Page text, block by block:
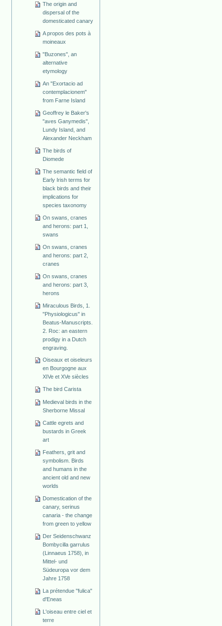
The origin and
dispersal of the
domesticated canary
A propos des pots à
moineaux
"Buzones", an
alternative
etymology
An "Exortacio ad
contemplacionem"
from Farne Island
Geoffrey le Baker's
"aves Ganymedis",
Lundy Island, and
Alexander Neckham
The birds of
Diomede
The semantic field of
Early Irish terms for
black birds and their
implications for
species taxonomy
On swans, cranes
and herons: part 1,
swans
On swans, cranes
and herons: part 2,
cranes
On swans, cranes
and herons: part 3,
herons
Miraculous Birds, 1.
"Physiologicus" in
Beatus-Manuscripts.
2. Roc: an eastern
prodigy in a Dutch
engraving.
Oiseaux et oiseleurs
en Bourgogne aux
XIVe et XVe siècles
The bird Carista
Medieval birds in the
Sherborne Missal
Cattle egrets and
bustards in Greek
art
Feathers, grit and
symbolism. Birds
and humans in the
ancient old and new
worlds
Domestication of the
canary, serinus
canaria - the change
from green to yellow
Der Seidenschwanz
Bombycilla garrulus
(Linnaeus 1758), in
Mittel- und
Südeuropa vor dem
Jahre 1758
La prétendue "fulica"
d'Eneas
L'oiseau entre ciel et
terre